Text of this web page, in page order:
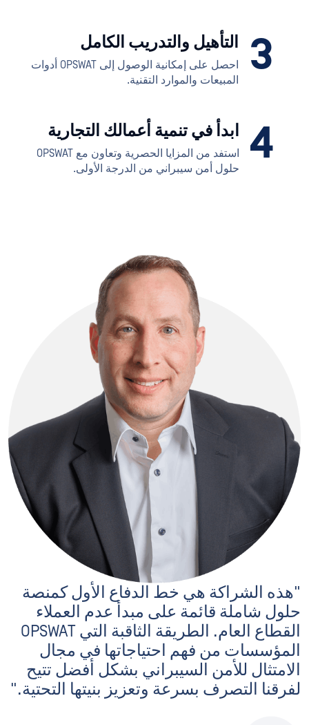
3 التأهيل والتدريب الكامل
احصل على إمكانية الوصول إلى OPSWAT أدوات
المبيعات والموارد التقنية.
4 ابدأ في تنمية أعمالك التجارية
استفد من المزايا الحصرية وتعاون مع OPSWAT
حلول أمن سيبراني من الدرجة الأولى.
"هذه الشراكة هي خط الدفاع الأول كمنصة
حلول شاملة قائمة على مبدأ عدم العملاء
القطاع العام. الطريقة الثاقبة التي OPSWAT
المؤسسات من فهم احتياجاتها في مجال
الامتثال للأمن السيبراني بشكل أفضل تتيح
لفرقنا التصرف بسرعة وتعزيز بنيتها التحتية."